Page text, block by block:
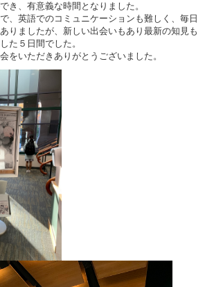
き、有意義な時間となりました。
、英語でのコミュニケーションも難しく、毎日
りましたが、新しい出会いもあり最新の知見も
た５日間でした。
をいただきありがとうございました。